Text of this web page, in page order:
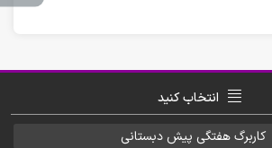
انتخاب کنید
کاربرگ هفتگی پیش دبستانی